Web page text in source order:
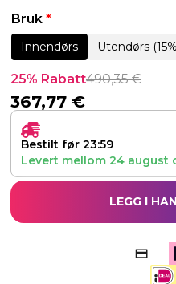
Bruk *
Innendørs Utendørs
25% Rabatt490,35€
367,77 €
Bestilt før 23:59
Levert mellom 24 august
LEGG I